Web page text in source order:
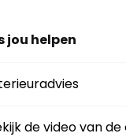
jou helpen
de video van